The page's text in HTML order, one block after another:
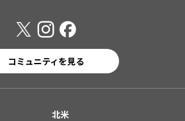
コミュニティを見る
北米